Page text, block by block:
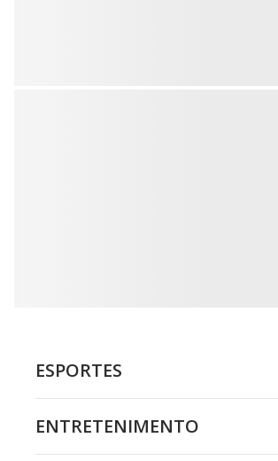
ESPORTES
ENTRETENIMENTO